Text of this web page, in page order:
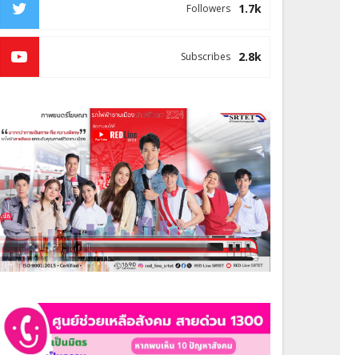
1.7k
Followers
2.8k
Subscribes